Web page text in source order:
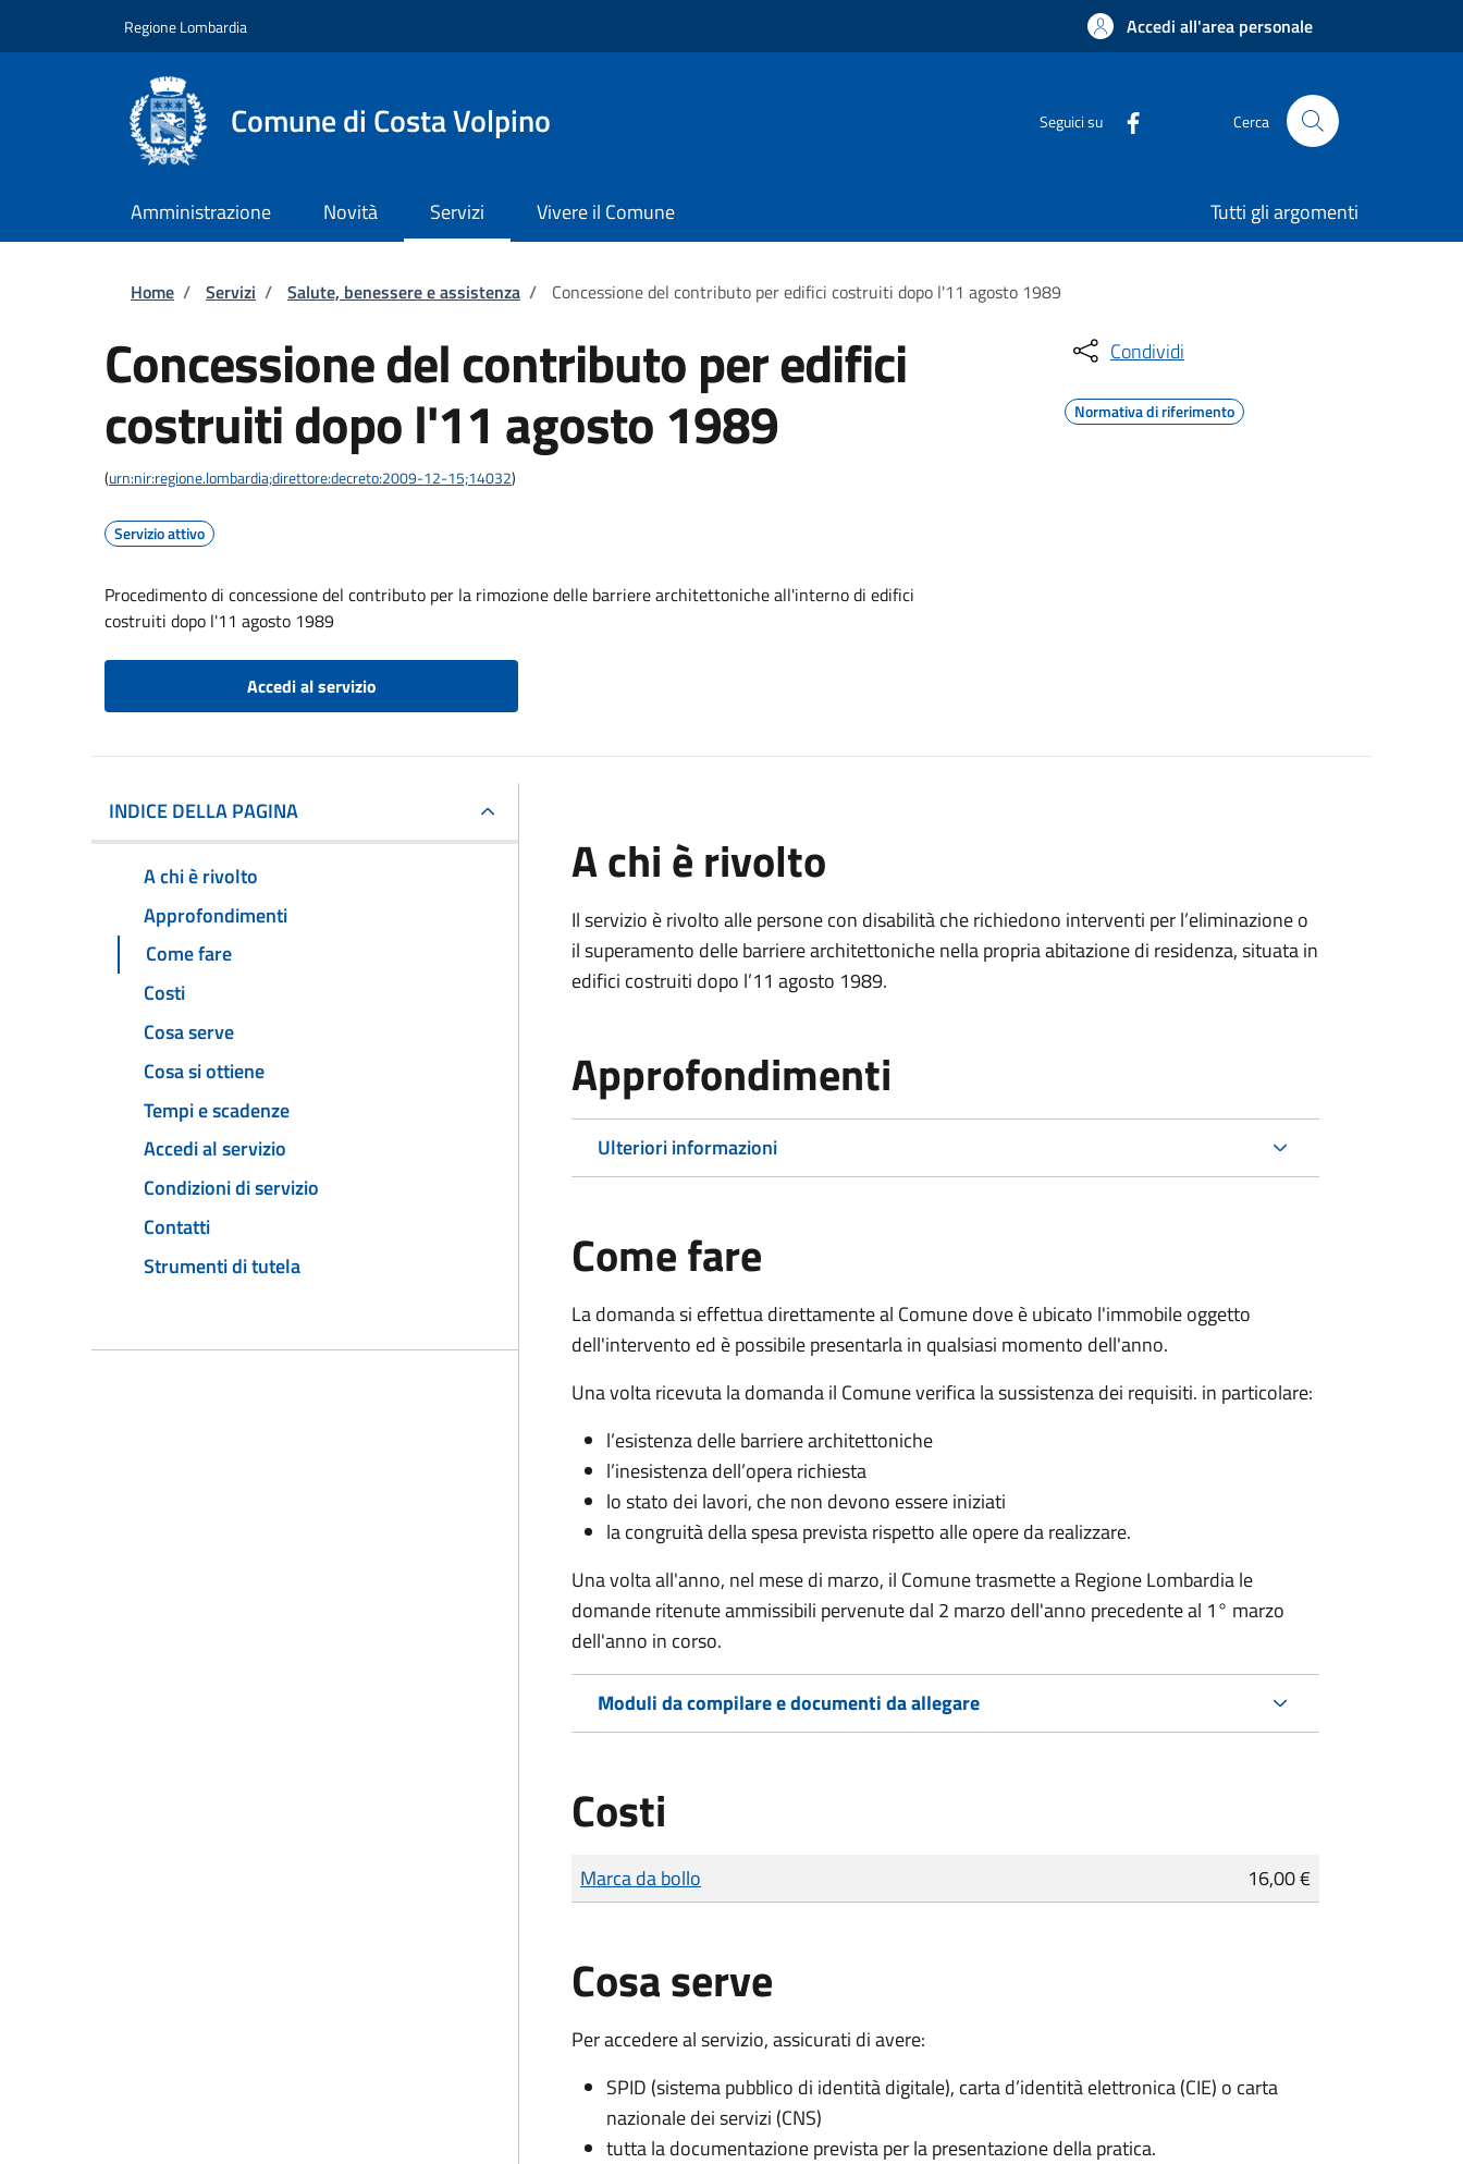
Regione Lombardia Accedi all'area personale
Comune di Costa Volpino Seguici su Cerca
Amministrazione Novità Servizi Vivere il Comune Tutti gli argomenti
Briciole di pane
Home / Servizi / Salute, benessere e assistenza / Concessione del contributo per edifici costruiti dopo l'11 agosto 1989
Concessione del contributo per edifici
costruiti dopo l'11 agosto 1989
(urn:nir:regione.lombardia;direttore:decreto:2009-12-15;14032)
Servizio attivo
Procedimento di concessione del contributo per la rimozione delle barriere architettoniche all'interno di edifici
costruiti dopo l'11 agosto 1989
Accedi al servizio
Condividi
Normativa di riferimento
INDICE DELLA PAGINA
A chi è rivolto
Approfondimenti
Come fare
Costi
Cosa serve
Cosa si ottiene
Tempi e scadenze
Accedi al servizio
Condizioni di servizio
Contatti
Strumenti di tutela
A chi è rivolto
Il servizio è rivolto alle persone con disabilità che richiedono interventi per l’eliminazione o
il superamento delle barriere architettoniche nella propria abitazione di residenza, situata in
edifici costruiti dopo l’11 agosto 1989.
Approfondimenti
Ulteriori informazioni
Come fare
La domanda si effettua direttamente al Comune dove è ubicato l'immobile oggetto
dell'intervento ed è possibile presentarla in qualsiasi momento dell'anno.
Una volta ricevuta la domanda il Comune verifica la sussistenza dei requisiti. in particolare:
l’esistenza delle barriere architettoniche
l’inesistenza dell’opera richiesta
lo stato dei lavori, che non devono essere iniziati
la congruità della spesa prevista rispetto alle opere da realizzare.
Una volta all'anno, nel mese di marzo, il Comune trasmette a Regione Lombardia le
domande ritenute ammissibili pervenute dal 2 marzo dell'anno precedente al 1° marzo
dell'anno in corso.
Moduli da compilare e documenti da allegare
Costi
Tipo di pagamento
Importo
Marca da bollo 16,00 €
Cosa serve
Per accedere al servizio, assicurati di avere:
SPID (sistema pubblico di identità digitale), carta d’identità elettronica (CIE) o carta
nazionale dei servizi (CNS)
tutta la documentazione prevista per la presentazione della pratica.